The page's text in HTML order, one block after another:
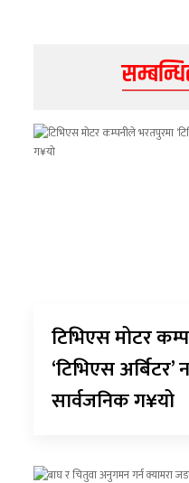
टिभिएस मोटर
‘टिभिएस
सार्वजनिक ग¥यो